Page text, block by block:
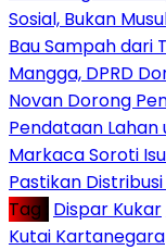
Sosial, Bukan
Bau Sampah dari
Mangga, DPRD
Novan Dorong
Pendataan Lahan
Markaca Soroti
Pastikan
Tag : Dispar Kukar
Kutai Kartanegara